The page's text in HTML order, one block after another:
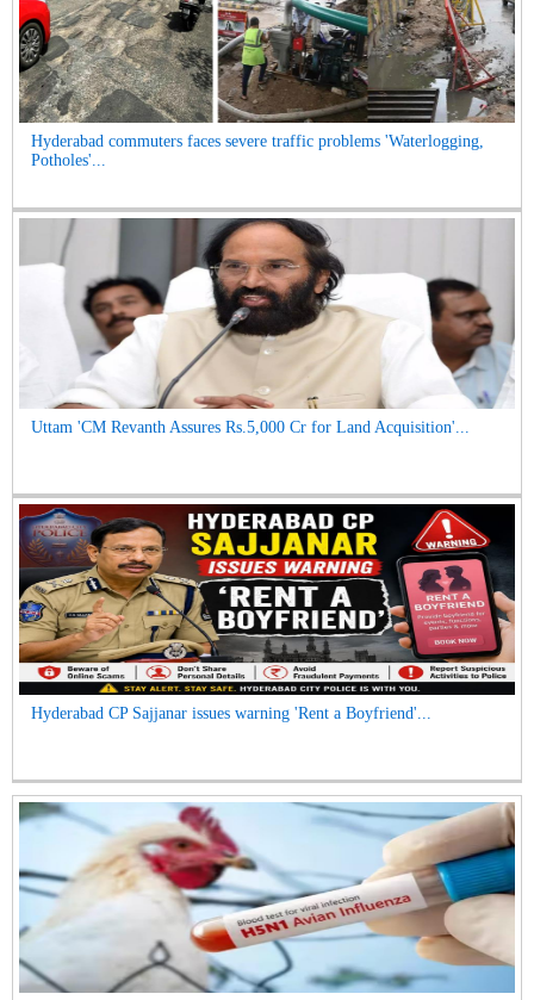
Hyderabad commuters faces severe traffic problems 'Waterlogging,
Potholes'...
Uttam 'CM Revanth Assures Rs.5,000 Cr for Land Acquisition'...
Hyderabad CP Sajjanar issues warning 'Rent a Boyfriend'...